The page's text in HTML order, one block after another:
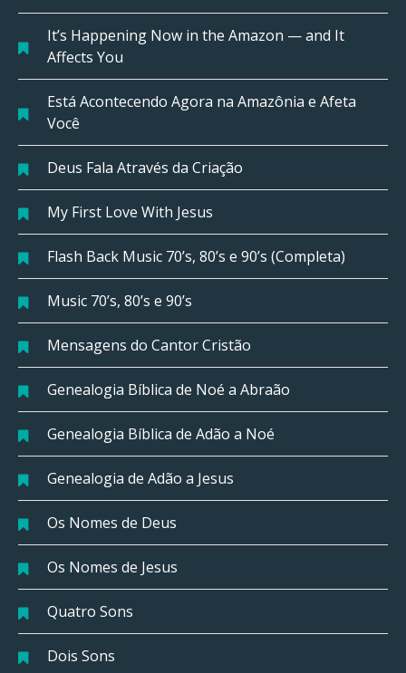
It’s Happening Now in the Amazon — and It
Affects You
Está Acontecendo Agora na Amazônia e Afeta
Você
Deus Fala Através da Criação
My First Love With Jesus
Flash Back Music 70’s, 80’s e 90’s (Completa)
Music 70’s, 80’s e 90’s
Mensagens do Cantor Cristão
Genealogia Bíblica de Noé a Abraão
Genealogia Bíblica de Adão a Noé
Genealogia de Adão a Jesus
Os Nomes de Deus
Os Nomes de Jesus
Quatro Sons
Dois Sons